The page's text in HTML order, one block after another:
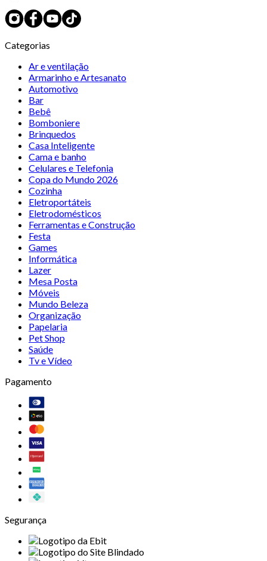
Categorias
Ar e ventilação
Armarinho e Artesanato
Automotivo
Bar
Bebê
Bomboniere
Brinquedos
Casa Inteligente
Cama e banho
Celulares e Telefonia
Copa do Mundo 2026
Cozinha
Eletroportáteis
Eletrodomésticos
Ferramentas e Construção
Festa
Games
Informática
Lazer
Mesa Posta
Móveis
Mundo Beleza
Organização
Papelaria
Pet Shop
Saúde
Tv e Vídeo
Pagamento
Segurança